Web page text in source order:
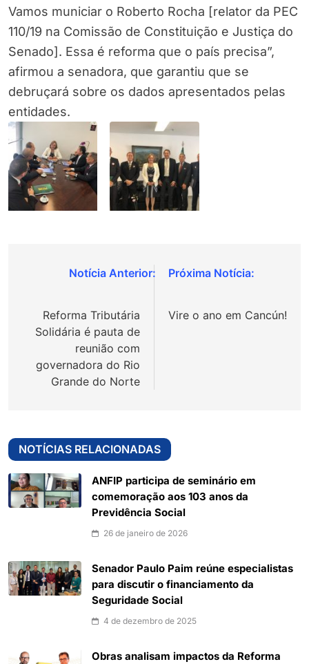
Vamos municiar o Roberto Rocha [relator da PEC
110/19 na Comissão de Constituição e Justiça do
Senado]. Essa é reforma que o país precisa”,
afirmou a senadora, que garantiu que se
debruçará sobre os dados apresentados pelas
entidades.
Navegação
Post
Reforma Tributária
Solidária é pauta de
reunião com
governadora do Rio
Grande do Norte
Vire o ano em Cancún!
NOTÍCIAS RELACIONADAS
ANFIP participa de seminário em
comemoração aos 103 anos da
Previdência Social
26 de janeiro de 2026
Senador Paulo Paim reúne especialistas
para discutir o financiamento da
Seguridade Social
4 de dezembro de 2025
Obras analisam impactos da Reforma